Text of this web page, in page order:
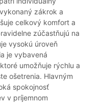
zákrok a
celkový komfort a
zúčastňujú na
vysokú úroveň
je vybavená
umožňuje rýchlu a
ošetrenia. Hlavným
spokojnosť
v príjemnom